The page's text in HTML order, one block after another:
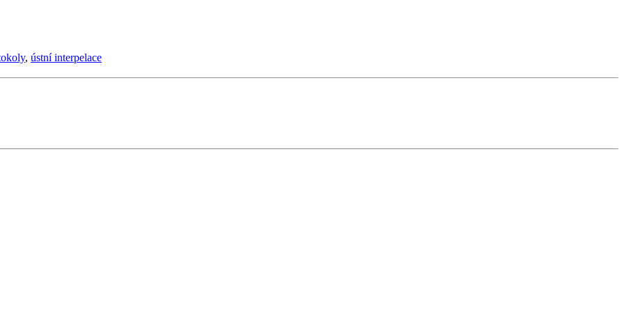
, ústní interpelace